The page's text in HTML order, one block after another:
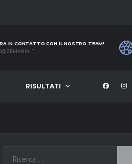
IN CONTATTO CON IL NOSTRO TEAM!
RISULTATI